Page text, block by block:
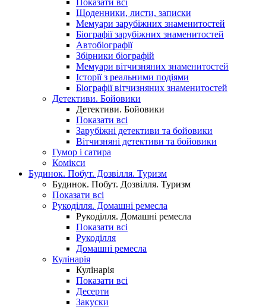
Показати всі
Щоденники, листи, записки
Мемуари зарубіжних знаменитостей
Біографії зарубіжних знаменитостей
Автобіографії
Збірники біографій
Мемуари вітчизняних знаменитостей
Історії з реальними подіями
Біографії вітчизняних знаменитостей
Детективи. Бойовики
Детективи. Бойовики
Показати всі
Зарубіжні детективи та бойовики
Вітчизняні детективи та бойовики
Гумор і сатира
Комікси
Будинок. Побут. Дозвілля. Туризм
Будинок. Побут. Дозвілля. Туризм
Показати всі
Рукоділля. Домашні ремесла
Рукоділля. Домашні ремесла
Показати всі
Рукоділля
Домашні ремесла
Кулінарія
Кулінарія
Показати всі
Десерти
Закуски